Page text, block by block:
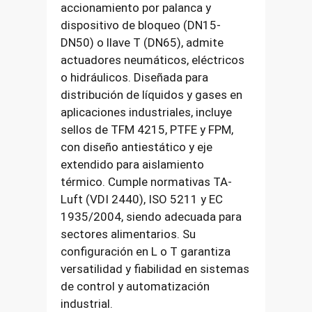
accionamiento por palanca y
dispositivo de bloqueo (DN15-
DN50) o llave T (DN65), admite
actuadores neumáticos, eléctricos
o hidráulicos. Diseñada para
distribución de líquidos y gases en
aplicaciones industriales, incluye
sellos de TFM 4215, PTFE y FPM,
con diseño antiestático y eje
extendido para aislamiento
térmico. Cumple normativas TA-
Luft (VDI 2440), ISO 5211 y EC
1935/2004, siendo adecuada para
sectores alimentarios. Su
configuración en L o T garantiza
versatilidad y fiabilidad en sistemas
de control y automatización
industrial.